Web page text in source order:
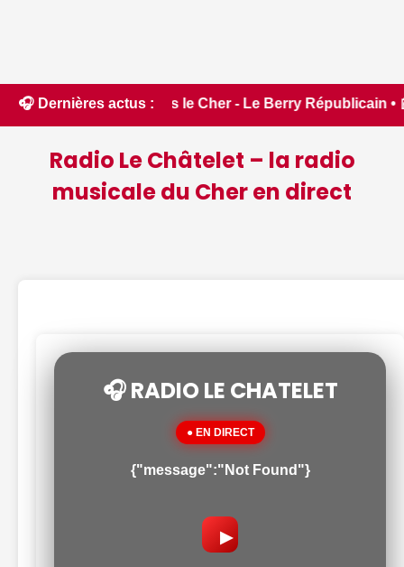
🎧 Dernières actus :
le Cher - Le Berry Républicain • 📰 iPhone
Radio Le Châtelet – la radio
musicale du Cher en direct
🎧 RADIO LE CHATELET
● EN DIRECT
{"message":"Not Found"}
▶